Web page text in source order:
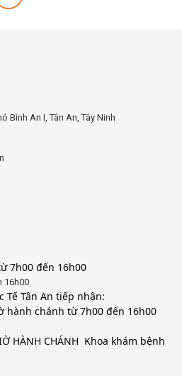
Bình An I, Tân An, Tây Ninh
7h00 đến 16h00
16h00
Tế Tân An tiếp nhận:
hành chánh từ 7h00 đến 16h00
HÀNH CHÁNH Khoa khám bệnh